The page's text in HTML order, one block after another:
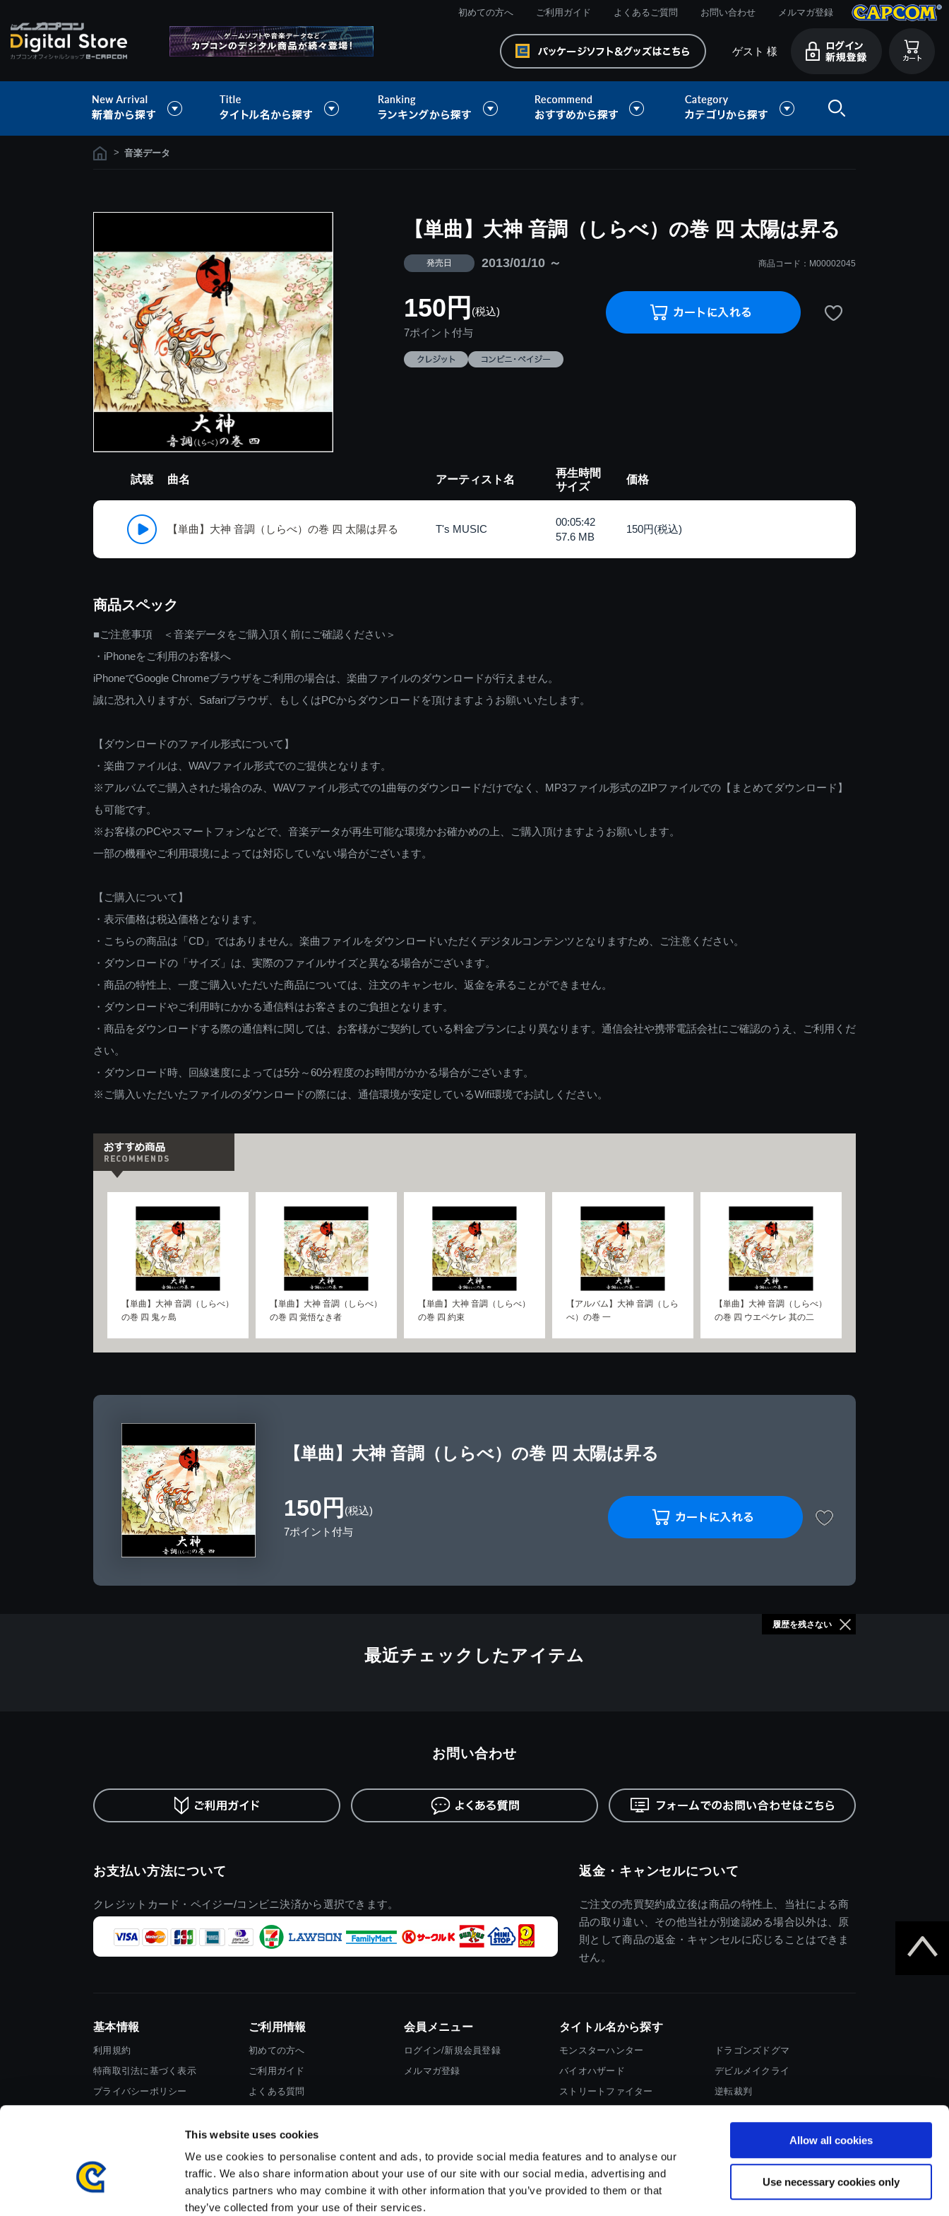
This website uses cookies
We use cookies to personalise content and ads, to provide social media features and to analyse our
traffic. We also share information about your use of our site with our social media, advertising and
analytics partners who may combine it with other information that you’ve provided to them or that
they’ve collected from your use of their services.
Allow all cookies
Use necessary cookies only
初めての方へ ご利用ガイド よくあるご質問 お問い合わせ メルマガ登録
ゲスト 様
> 音楽データ
【単曲】大神 音調（しらべ）の巻 四 太陽は昇る
発売日 2013/01/10 ～ 商品コード：M00002045
150円 (税込)
7ポイント付与
試聴 曲名 アーティスト名
再生時間
サイズ
価格
【単曲】大神 音調（しらべ）の巻 四 太陽は昇る T's MUSIC
00:05:42
57.6 MB
150円(税込)
商品スペック
■ご注意事項 ＜音楽データをご購入頂く前にご確認ください＞
・iPhoneをご利用のお客様へ
iPhoneでGoogle Chromeブラウザをご利用の場合は、楽曲ファイルのダウンロードが行えません。
誠に恐れ入りますが、Safariブラウザ、もしくはPCからダウンロードを頂けますようお願いいたします。
【ダウンロードのファイル形式について】
・楽曲ファイルは、WAVファイル形式でのご提供となります。
※アルバムでご購入された場合のみ、WAVファイル形式での1曲毎のダウンロードだけでなく、MP3ファイル形式のZIPファイルでの【まとめてダウンロード】
も可能です。
※お客様のPCやスマートフォンなどで、音楽データが再生可能な環境かお確かめの上、ご購入頂けますようお願いします。
一部の機種やご利用環境によっては対応していない場合がございます。
【ご購入について】
・表示価格は税込価格となります。
・こちらの商品は「CD」ではありません。楽曲ファイルをダウンロードいただくデジタルコンテンツとなりますため、ご注意ください。
・ダウンロードの「サイズ」は、実際のファイルサイズと異なる場合がございます。
・商品の特性上、一度ご購入いただいた商品については、注文のキャンセル、返金を承ることができません。
・ダウンロードやご利用時にかかる通信料はお客さまのご負担となります。
・商品をダウンロードする際の通信料に関しては、お客様がご契約している料金プランにより異なります。通信会社や携帯電話会社にご確認のうえ、ご利用くだ
さい。
・ダウンロード時、回線速度によっては5分～60分程度のお時間がかかる場合がございます。
※ご購入いただいたファイルのダウンロードの際には、通信環境が安定しているWifi環境でお試しください。
【単曲】大神 音調（しらべ）
の巻 四 鬼ヶ島
【単曲】大神 音調（しらべ）
の巻 四 覚悟なき者
【単曲】大神 音調（しらべ）
の巻 四 約束
【アルバム】大神 音調（しら
べ）の巻 一
【単曲】大神 音調（しらべ）
の巻 四 ウエペケレ 其の二
【単曲】大神 音調（しらべ）の巻 四 太陽は昇る
150円 (税込)
7ポイント付与
最近チェックしたアイテム
履歴を残さない
お支払い方法について
クレジットカード・ペイジー/コンビニ決済から選択できます。
返金・キャンセルについて
ご注文の売買契約成立後は商品の特性上、当社による商
品の取り違い、その他当社が別途認める場合以外は、原
則として商品の返金・キャンセルに応じることはできま
せん。
お問い合わせ
基本情報
利用規約
特商取引法に基づく表示
プライバシーポリシー
ご利用情報
初めての方へ
ご利用ガイド
よくある質問
会員メニュー
ログイン/新規会員登録
メルマガ登録
タイトル名から探す
モンスターハンター
バイオハザード
ストリートファイター
ドラゴンズドグマ
デビルメイクライ
逆転裁判
スマートフォン版を表示する